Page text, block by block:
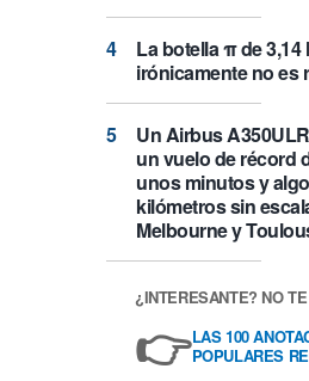
La botella π de 3,14
irónicamente no es
Un Airbus
un vuelo de récord
unos minutos y
kilómetros sin
Melbourne y
¿INTERESANTE? NO
👉LAS 100
POPULARES